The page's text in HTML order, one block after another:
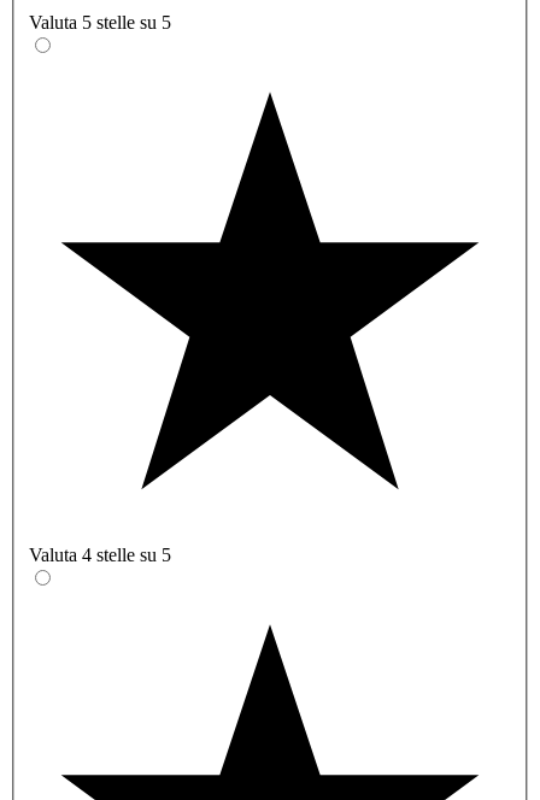
Valuta 5 stelle su 5
Valuta 4 stelle su 5